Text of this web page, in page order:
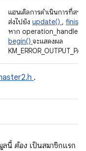
แฮนเดิลการดำเนินการที่สร้
ส่งไปยัง update() ,
หาก operation_handle เ
begin() จะแสดงผล
.
ลนี้ ต้อง เป็นสมาชิกแรก